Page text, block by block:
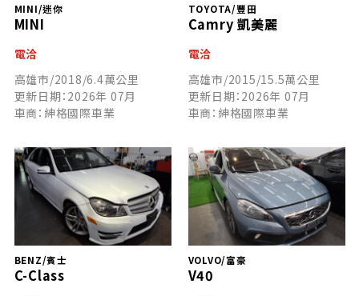
MINI/迷你
MINI
電洽
高雄市/2018/6.4萬公里
更新日期：2026年 07月
車商：紳格國際車業
TOYOTA/豐田
Camry 凱美麗
電洽
高雄市/2015/15.5萬公里
更新日期：2026年 07月
車商：紳格國際車業
BENZ/賓士
C-Class
VOLVO/富豪
V40